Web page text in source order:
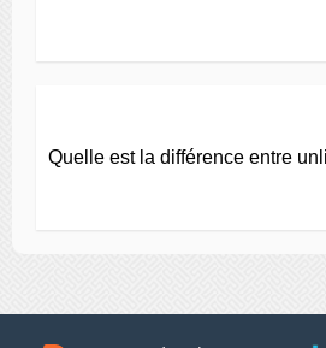
Quelle est la différence entre